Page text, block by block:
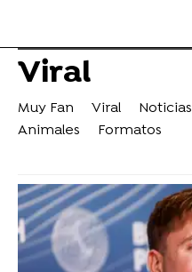
Viral
Muy Fan Viral Noticias
Animales
Formatos